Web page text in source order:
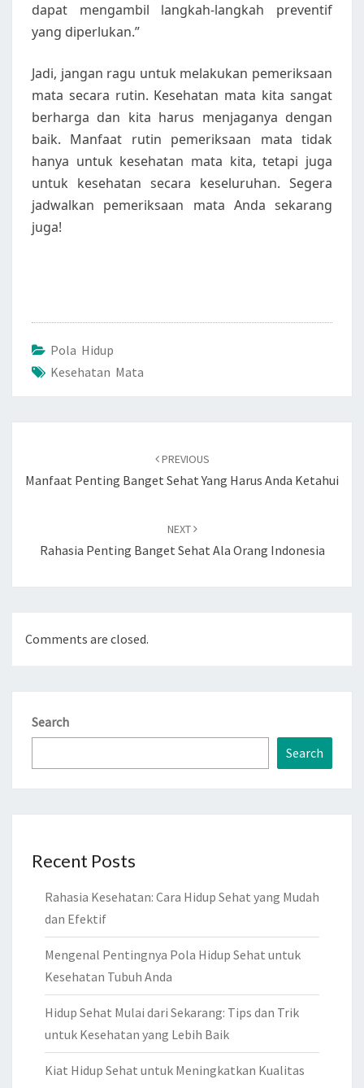
dapat mengambil langkah-langkah preventif
yang diperlukan.”
Jadi, jangan ragu untuk melakukan pemeriksaan
mata secara rutin. Kesehatan mata kita sangat
berharga dan kita harus menjaganya dengan
baik. Manfaat rutin pemeriksaan mata tidak
hanya untuk kesehatan mata kita, tetapi juga
untuk kesehatan secara keseluruhan. Segera
jadwalkan pemeriksaan mata Anda sekarang
juga!
Pola Hidup
Kesehatan Mata
PREVIOUS
Manfaat Penting Banget Sehat Yang Harus Anda Ketahui
NEXT
Rahasia Penting Banget Sehat Ala Orang Indonesia
Comments are closed.
Search
Search
Recent Posts
Rahasia Kesehatan: Cara Hidup Sehat yang Mudah
dan Efektif
Mengenal Pentingnya Pola Hidup Sehat untuk
Kesehatan Tubuh Anda
Hidup Sehat Mulai dari Sekarang: Tips dan Trik
untuk Kesehatan yang Lebih Baik
Kiat Hidup Sehat untuk Meningkatkan Kualitas